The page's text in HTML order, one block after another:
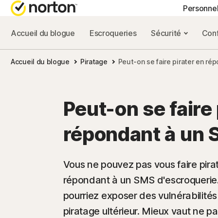
FORFAITS TOUT-
Norton 360
Norton 360 Deluxe
Norton 360 Standard
Tous les produits
BLOG NORTON
Ressources sur
Ressources sur
Ressources sur
Accueil du blogue Escroqueries Sécurité
Accueil du blogue Piratage Peut-on se faire pirater en
Peut-on se
répondant à un
Vous ne pouvez pas vous faire
répondant à un SMS
pourriez exposer des
piratage ultérieur. Mieux vaut ne